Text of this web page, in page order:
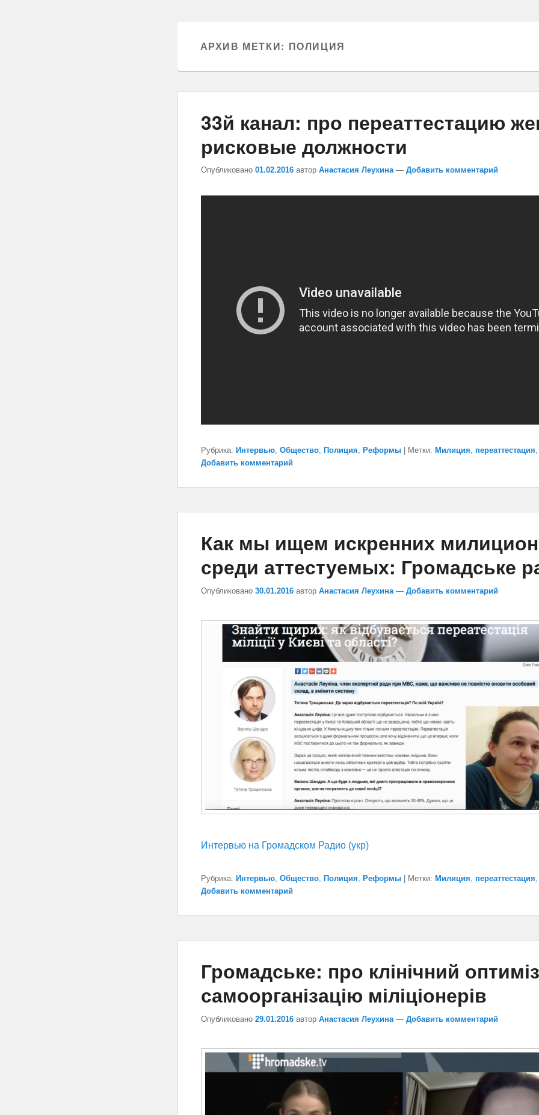
АРХИВ МЕТКИ: ПОЛИЦИЯ
33й канал: про переаттестацию
рисковые должности
Опубликовано 01.02.2016 автор Анастасия Леухина — Добавить комментарий
Рубрика: Интервью, Общество, Полиция, Реформы Метки: Милиция, переаттестация
Добавить комментарий
Как мы ищем искренних
среди аттестуемых: Громадське
Опубликовано 30.01.2016 автор Анастасия Леухина — Добавить комментарий
Интервью на Громадском Радио (укр)
Рубрика: Интервью, Общество, Полиция Реформы Метки: Милиция переаттестация
Добавить комментарий
Громадське: про клінічний
самоорганізацію міліціонерів
Опубликовано 29.01.2016 автор Анастасия Леухина — Добавить комментарий